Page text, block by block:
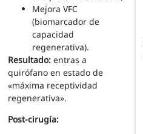
Mejora VFC
(biomarcador de
capacidad
regenerativa).
Resultado: entras a
quirófano en estado de
«máxima receptividad
regenerativa».
Post-cirugía: